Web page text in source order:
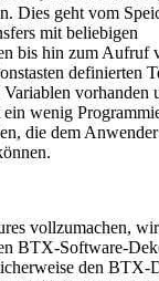
Dies geht vom
mit beliebigen
bis hin zum Aufruf
definierten
vorhanden
wenig
die dem
vollzumachen,
BTX-Software-
den BTX-